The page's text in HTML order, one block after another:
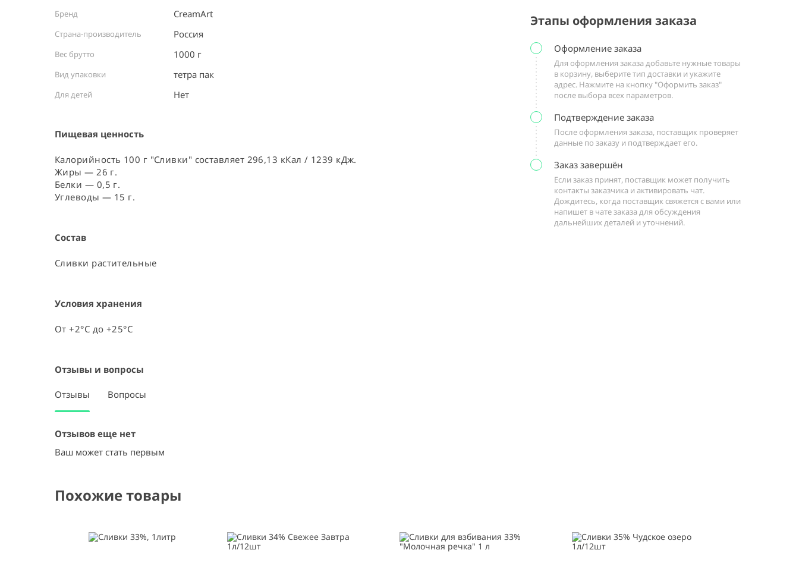
Бренд СreamArt
Страна-производитель Россия ⠀
Вес брутто 1000 г
Вид упаковки тетра пак ⠀
Для детей Нет
Пищевая ценность
Калорийность 100 г "Сливки" составляет 296,13 кКал / 1239 кДж.
Жиры — 26 г.
Белки — 0,5 г.
Углеводы — 15 г.
Состав
Сливки растительные
Условия хранения
От +2°C до +25°C
Отзывы и вопросы
Отзывы Вопросы
Отзывов еще нет
Ваш может стать первым
Этапы оформления заказа
Оформление заказа
Для оформления заказа добавьте нужные товары
в корзину, выберите тип доставки и укажите
адрес. Нажмите на кнопку "Оформить заказ"
после выбора всех параметров.
Подтверждение заказа
После оформления заказа, поставщик проверяет
данные по заказу и подтверждает его.
Заказ завершён
Если заказ принят, поставщик может получить
контакты заказчика и активировать чат.
Дождитесь, когда поставщик свяжется с вами или
напишет в чате заказа для обсуждения
дальнейших деталей и уточнений.
Похожие товары